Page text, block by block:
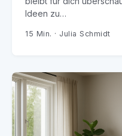
Ideen zu…
15 Min. · Julia Schmidt